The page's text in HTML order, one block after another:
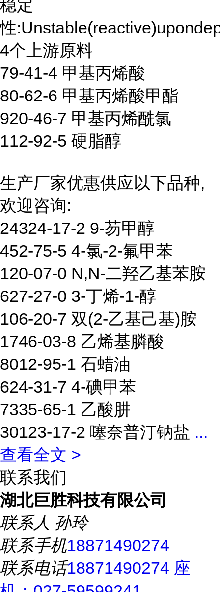
稳定
性
4个上游原料
79-41-4 甲基丙烯酸
80-62-6 甲基丙烯酸甲酯
920-46-7 甲基丙烯酰氯
112-92-5 硬脂醇
生产厂家优惠供应以下品种,
欢迎咨询:
24324-17-2 9-芴甲醇
452-75-5 4-氯-2-氟甲苯
120-07-0 N,N-二羟乙基苯胺
627-27-0 3-丁烯-1-醇
106-20-7 双(2-乙基己基)胺
1746-03-8 乙烯基膦酸
8012-95-1 石蜡油
624-31-7 4-碘甲苯
7335-65-1 乙酸肼
30123-17-2 噻奈普汀钠盐 ...
查看全文 >
联系我们
湖北巨胜科技有限公司
联系人 孙玲
联系手机18871490274
联系电话18871490274 座